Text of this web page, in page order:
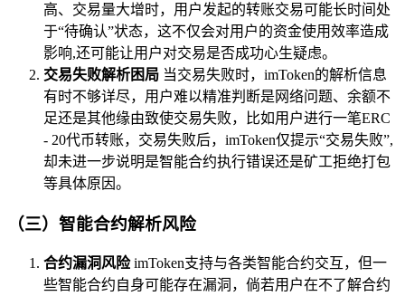
高、交易量大增时，用户发起的转账交易可能长时间处
于“待确认”状态，这不仅会对用户的资金使用效率造成
影响,还可能让用户对交易是否成功心生疑虑。
交易失败解析困局 当交易失败时，imToken的解析信息
有时不够详尽，用户难以精准判断是网络问题、余额不
足还是其他缘由致使交易失败，比如用户进行一笔ERC
- 20代币转账，交易失败后，imToken仅提示“交易失败”,
却未进一步说明是智能合约执行错误还是矿工拒绝打包
等具体原因。
（三）智能合约解析风险
合约漏洞风险imToken支持与各类智能合约交互，但一
些智能合约自身可能存在漏洞，倘若用户在不了解合约